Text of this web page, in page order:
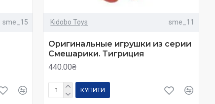
sme_15 Kidobo Toys sme_11
Оригинальные игрушки из серии
Смешарики. Тигриция
440.00₴
КУПИТИ